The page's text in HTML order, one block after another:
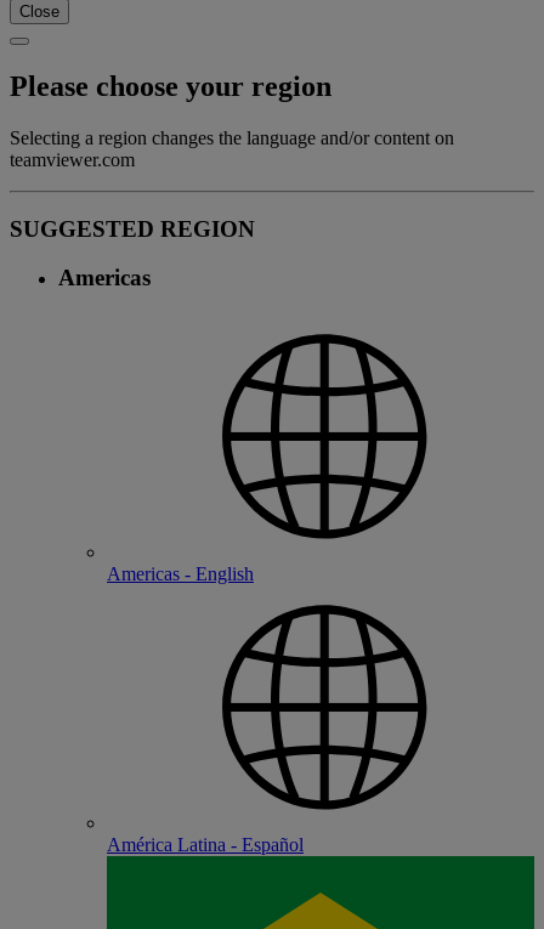
Close
Please choose your region
Selecting a region changes the language and/or content on
teamviewer.com
SUGGESTED REGION
Americas
Americas - English
América Latina - Español